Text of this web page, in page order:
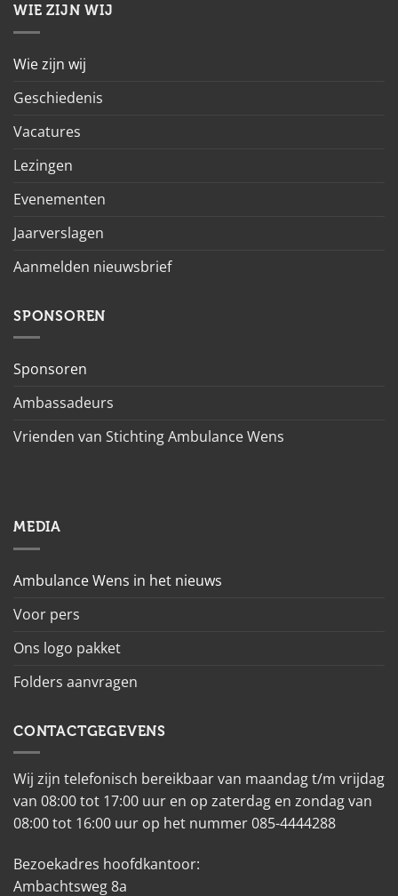
WIE ZIJN WIJ
Wie zijn wij
Geschiedenis
Vacatures
Lezingen
Evenementen
Jaarverslagen
Aanmelden nieuwsbrief
SPONSOREN
Sponsoren
Ambassadeurs
Vrienden van Stichting Ambulance Wens
MEDIA
Ambulance Wens in het nieuws
Voor pers
Ons logo pakket
Folders aanvragen
CONTACTGEGEVENS
Wij zijn telefonisch bereikbaar van maandag t/m vrijdag
van 08:00 tot 17:00 uur en op zaterdag en zondag van
08:00 tot 16:00 uur op het nummer 085-4444288
Bezoekadres hoofdkantoor:
Ambachtsweg 8a